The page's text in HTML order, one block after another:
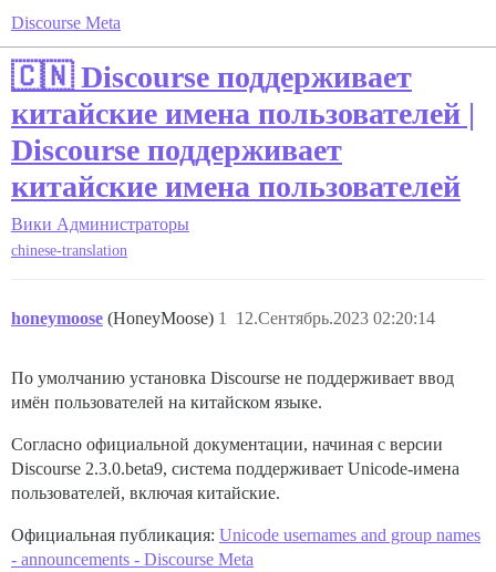
Discourse Meta
🇨🇳 Discourse поддерживает
китайские имена пользователей |
Discourse поддерживает
китайские имена пользователей
Вики Администраторы
chinese-translation
honeymoose (HoneyMoose) 12.Сентябрь.2023 02:20:14
1
По умолчанию установка Discourse не поддерживает ввод
имён пользователей на китайском языке.
Согласно официальной документации, начиная с версии
Discourse 2.3.0.beta9, система поддерживает Unicode-имена
пользователей, включая китайские.
Официальная публикация: Unicode usernames and group names
- announcements - Discourse Meta